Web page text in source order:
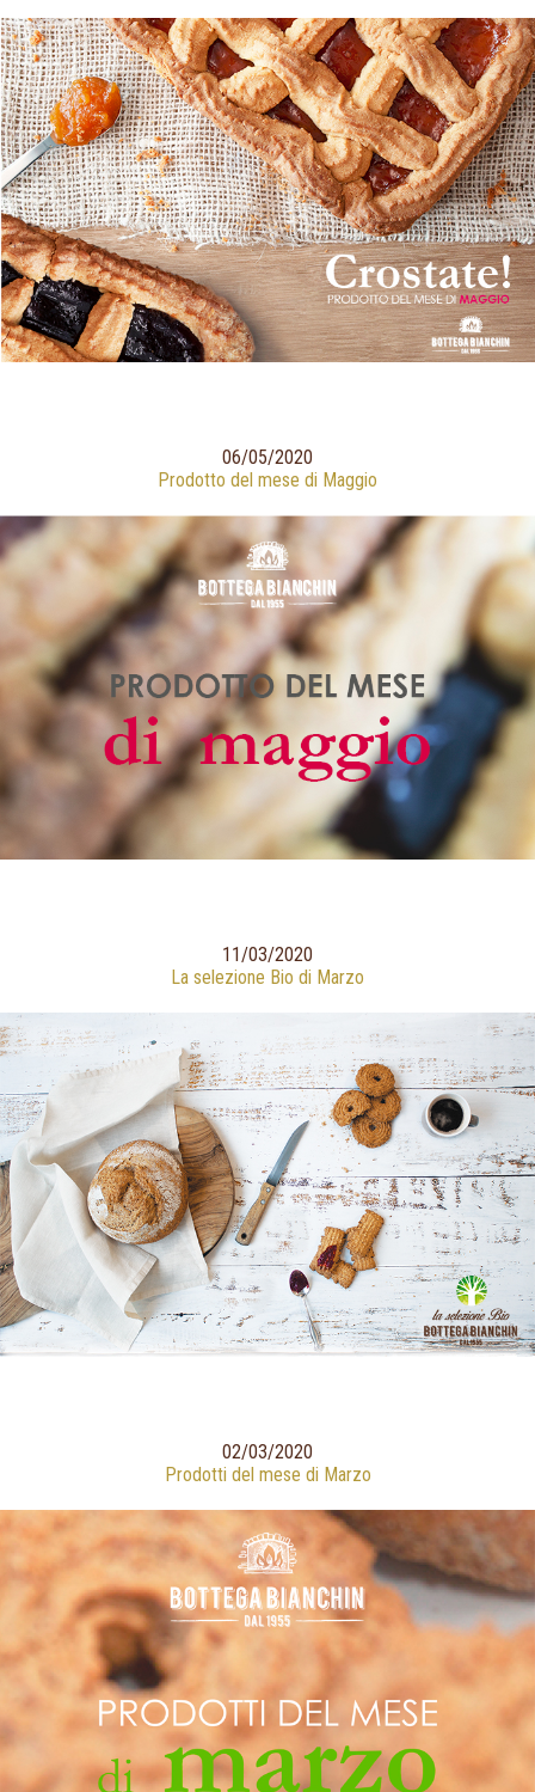
06/05/2020
Prodotto del mese di Maggio
11/03/2020
La selezione Bio di Marzo
02/03/2020
Prodotti del mese di Marzo